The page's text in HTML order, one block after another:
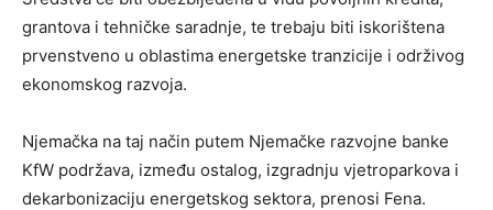
grantova i tehničke saradnje, te trebaju biti iskorištena
prvenstveno u oblastima energetske tranzicije i održivog
ekonomskog razvoja.
Njemačka na taj način putem Njemačke razvojne banke
KfW podržava, između ostalog, izgradnju vjetroparkova i
dekarbonizaciju energetskog sektora, prenosi Fena.